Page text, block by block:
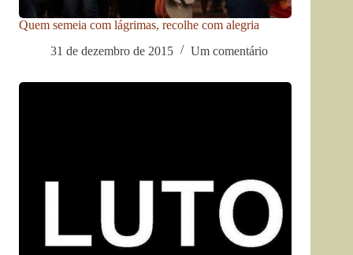
Quem semeia com lágrimas, recolhe com alegria
31 de dezembro de 2015
Um comentário